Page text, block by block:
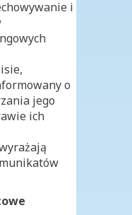
i
o
jego
ich